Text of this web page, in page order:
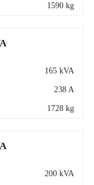
1590 kg
165 kVA
238 A
1728 kg
200 kVA